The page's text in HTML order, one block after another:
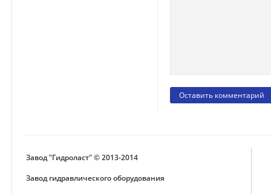
Завод "Гидроласт" © 2013-2014
Завод гидравлического оборудования